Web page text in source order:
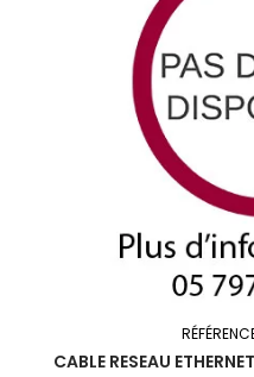
CABLE RESEAU